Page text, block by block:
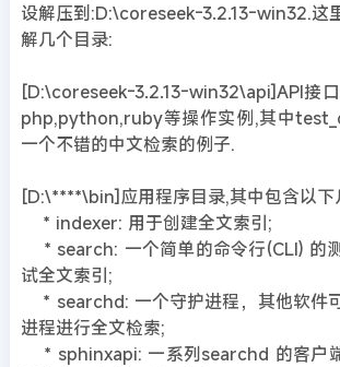
设解压到:D:\coreseek-3.2.13-win32.这
解几个目录:
[D:\coreseek-3.2.13-win32\api]API接
php,python,ruby等操作实例,其中
一个不错的中文检索的例子.
[D:\****\bin]应用程序目录,其中包含以下
* indexer: 用于创建全文索引;
* search: 一个简单的命令行(CLI) 的
试全文索引;
* searchd: 一个守护进程，其他软件
进程进行全文检索;
* sphinxapi: 一系列searchd 的客户